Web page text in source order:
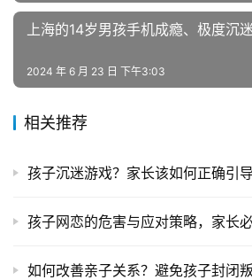
题
上海的14岁男孩手机成瘾、极度沉
2024 年 6 月 23 日 下午3:03
相关推荐
孩子沉迷游戏？家长该如何正确引
孩子网恋的危害与应对策略，家长必
如何改善亲子关系？避免孩子封闭